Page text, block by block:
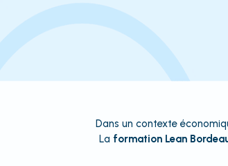
Dans un contexte
La formation Lean